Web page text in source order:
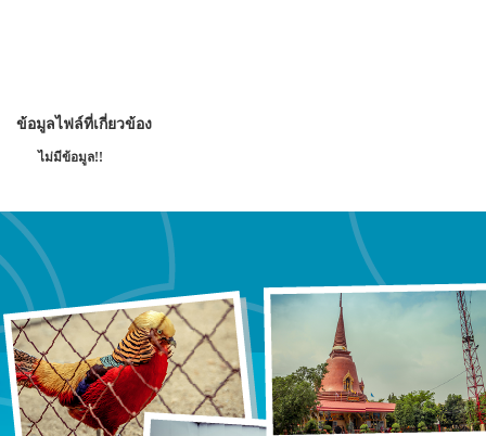
ข้อมูลไฟล์ที่เกี่ยวข้อง
ไม่มีข้อมูล!!